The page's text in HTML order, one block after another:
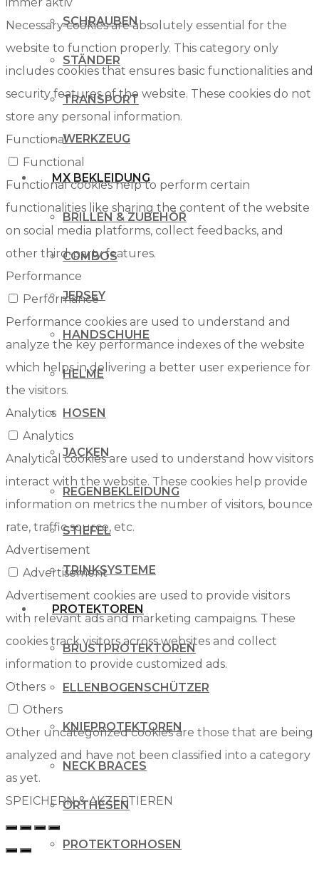
SCHRAUBEN
STÄNDER
TRANSPORT
WERKZEUG
MX BEKLEIDUNG
BRILLEN & ZUBEHÖR
COMBOS
JERSEY
HANDSCHUHE
HELME
HOSEN
JACKEN
REGENBEKLEIDUNG
STIEFEL
TRINKSYSTEME
PROTEKTOREN
BRUSTPROTEKTOREN
ELLENBOGENSCHÜTZER
KNIEPROTEKTOREN
NECK BRACES
ORTHESEN
PROTEKTORHOSEN
Necessary cookies are absolutely essential for the
website to function properly. This category only
includes cookies that ensures basic functionalities and
security features of the website. These cookies do not
store any personal information.
Functional
Functional
Functional cookies help to perform certain
functionalities like sharing the content of the website
on social media platforms, collect feedbacks, and
other third-party features.
Performance
Performance
Performance cookies are used to understand and
analyze the key performance indexes of the website
which helps in delivering a better user experience for
the visitors.
Analytics
Analytics
Analytical cookies are used to understand how visitors
interact with the website. These cookies help provide
information on metrics the number of visitors, bounce
rate, traffic source, etc.
Advertisement
Advertisement
Advertisement cookies are used to provide visitors
with relevant ads and marketing campaigns. These
cookies track visitors across websites and collect
information to provide customized ads.
Others
Others
Other uncategorized cookies are those that are being
analyzed and have not been classified into a category
as yet.
SPEICHERN & AKZEPTIEREN